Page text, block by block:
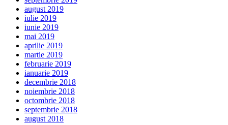
august 2019
iulie 2019
iunie 2019
mai 2019
aprilie 2019
martie 2019
februarie 2019
ianuarie 2019
decembrie 2018
noiembrie 2018
octombrie 2018
septembrie 2018
august 2018